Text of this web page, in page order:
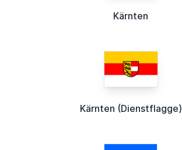
Kärnten
Kärnten (Dienstflagge)